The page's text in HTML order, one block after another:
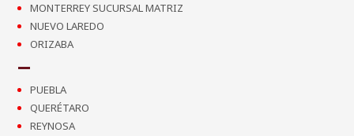
MONTERREY SUCURSAL MATRIZ
NUEVO LAREDO
ORIZABA
PUEBLA
QUERÉTARO
REYNOSA